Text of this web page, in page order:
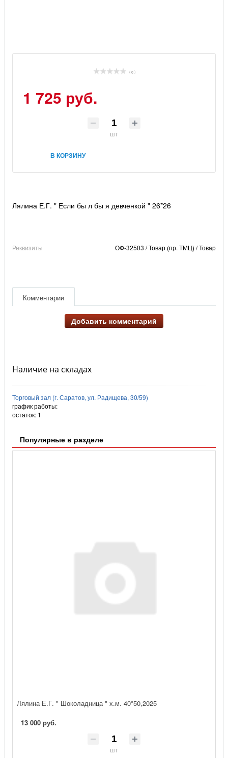
( 0 )
1 725 руб.
шт
В КОРЗИНУ
Лялина Е.Г. " Если бы л бы я девченкой " 26*26
Реквизиты ОФ-32503 / Товар (пр. ТМЦ) / Товар
Комментарии
Добавить комментарий
Наличие на складах
Торговый зал (г. Саратов, ул. Радищева, 30/59)
график работы:
остаток: 1
Популярные в разделе
Лялина Е.Г. " Шоколадница " х.м. 40*50,2025
13 000 руб.
шт